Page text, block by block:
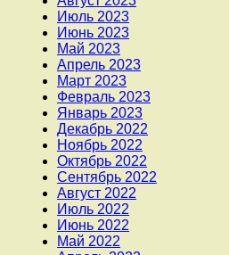
Июль 2023
Июнь 2023
Май 2023
Апрель 2023
Март 2023
Февраль 2023
Январь 2023
Декабрь 2022
Ноябрь 2022
Октябрь 2022
Сентябрь 2022
Август 2022
Июль 2022
Июнь 2022
Май 2022